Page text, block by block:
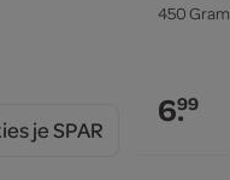
je SPAR
450 Gram
6.99